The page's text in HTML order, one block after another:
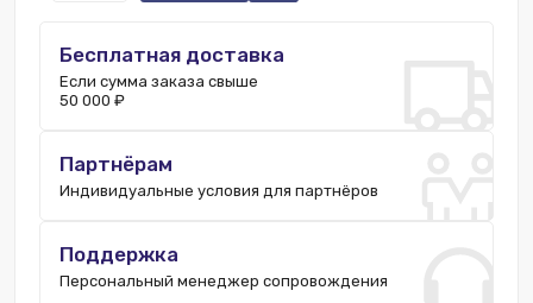
Бесплатная доставка
Если сумма заказа свыше
50 000 ₽
Партнёрам
Индивидуальные условия для партнёров
Поддержка
Персональный менеджер сопровождения